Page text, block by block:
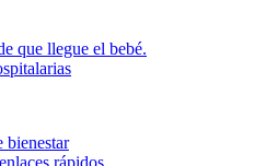
que llegue el bebé.
bienestar
rápidos